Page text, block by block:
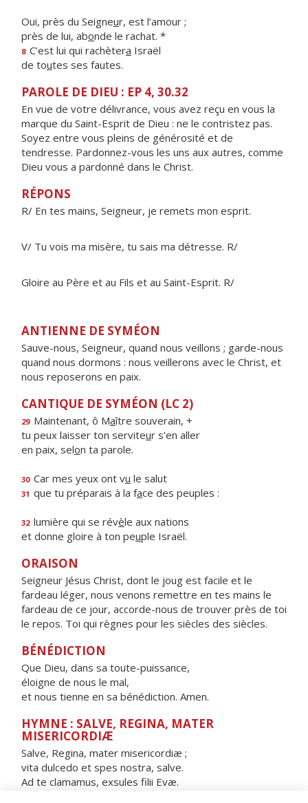
Oui, près du Seigneur, est l’amour ;
près de lui, abonde le rachat. *
8 C’est lui qui rachètera Israël
de toutes ses fautes.
PAROLE DE DIEU : EP 4, 30.32
En vue de votre délivrance, vous avez reçu en vous la
marque du Saint-Esprit de Dieu : ne le contristez pas.
Soyez entre vous pleins de générosité et de
tendresse. Pardonnez-vous les uns aux autres, comme
Dieu vous a pardonné dans le Christ.
RÉPONS
R/ En tes mains, Seigneur, je remets mon esprit.
V/ Tu vois ma misère, tu sais ma détresse. R/
Gloire au Père et au Fils et au Saint-Esprit. R/
ANTIENNE DE SYMÉON
Sauve-nous, Seigneur, quand nous veillons ; garde-nous
quand nous dormons : nous veillerons avec le Christ, et
nous reposerons en paix.
CANTIQUE DE SYMÉON (LC 2)
29 Maintenant, ô Maître souverain, +
tu peux laisser ton serviteur s'en aller
en paix, selon ta parole.
30 Car mes yeux ont vu le salut
31 que tu préparais à la face des peuples :
32 lumière qui se révèle aux nations
et donne gloire à ton peuple Israël.
ORAISON
Seigneur Jésus Christ, dont le joug est facile et le
fardeau léger, nous venons remettre en tes mains le
fardeau de ce jour, accorde-nous de trouver près de toi
le repos. Toi qui règnes pour les siècles des siècles.
BÉNÉDICTION
Que Dieu, dans sa toute-puissance,
éloigne de nous le mal,
et nous tienne en sa bénédiction. Amen.
HYMNE : SALVE, REGINA, MATER
MISERICORDIÆ
Salve, Regina, mater misericordiæ ;
vita dulcedo et spes nostra, salve.
Ad te clamamus, exsules filii Evæ.